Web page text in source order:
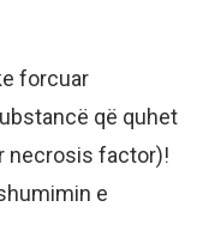
forcuar
që quhet
necrosis factor)!
e